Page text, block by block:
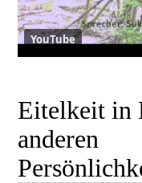
YouTube
Eitelkeit in
anderen